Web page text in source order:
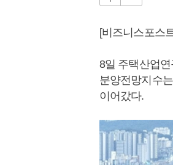
[비즈니스포스
8일 주택산업
분양전망지수
이어갔다.